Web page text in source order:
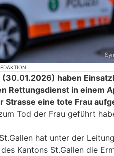
haben
Rettungsdienst in einem
Strasse eine tote Frau
Tod der Frau geführt
hat unter der
Kantons St.Gallen die